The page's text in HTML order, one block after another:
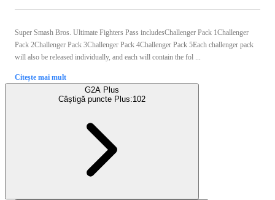
Super Smash Bros. Ultimate Fighters Pass includesChallenger Pack 1Challenger
Pack 2Challenger Pack 3Challenger Pack 4Challenger Pack 5Each challenger pack
will also be released individually, and each will contain the fol ...
Citește mai mult
G2A Plus
Câștigă puncte Plus:102